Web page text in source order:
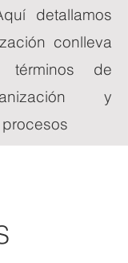
detallamos
conlleva
términos de
y